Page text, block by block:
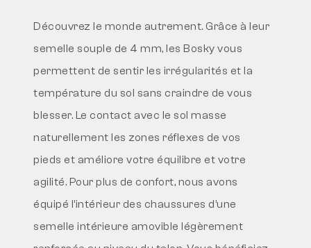
Découvrez le monde autrement. Grâce à leur
semelle souple de 4 mm, les Bosky vous
permettent de sentir les irrégularités et la
température du sol sans craindre de vous
blesser. Le contact avec le sol masse
naturellement les zones réflexes de vos
pieds et améliore votre équilibre et votre
agilité. Pour plus de confort, nous avons
équipé l’intérieur des chaussures d’une
semelle intérieure amovible légèrement